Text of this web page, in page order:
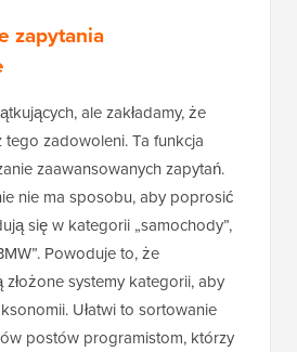
zapytania
ale zakładamy, że
zadowoleni. Ta funkcja
zaawansowanych zapytań.
nie ma sposobu, aby poprosić
się w kategorii „samochody”,
Powoduje to, że
systemy kategorii, aby
Ułatwi to sortowanie
postów programistom, którzy